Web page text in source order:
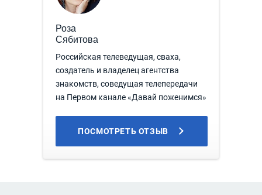
Роза
Сябитова
Российская телеведущая, сваха,
создатель и владелец агентства
знакомств, соведущая телепередачи
на Первом канале «Давай поженимся»
ПОСМОТРЕТЬ ОТЗЫВ